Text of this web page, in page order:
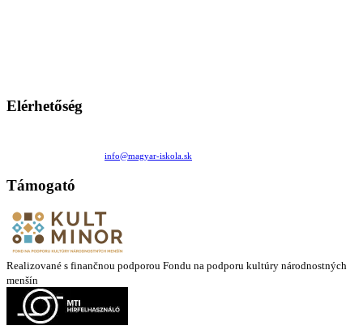
Elérhetőség
info@magyar-iskola.sk
Támogató
Realizované s finančnou podporou Fondu na podporu kultúry národnostných
menšín